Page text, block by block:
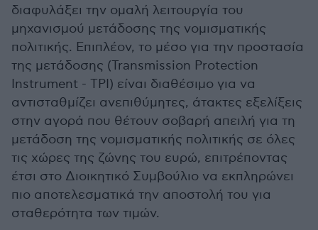
διαφυλάξει την ομαλή λειτουργία του
μηχανισμού μετάδοσης της νομισματικής
πολιτικής. Επιπλέον, το μέσο για την προστασία
της μετάδοσης (Transmission Protection
Instrument - TPI) είναι διαθέσιμο για να
αντισταθμίζει ανεπιθύμητες, άτακτες εξελίξεις
στην αγορά που θέτουν σοβαρή απειλή για τη
μετάδοση της νομισματικής πολιτικής σε όλες
τις χώρες της ζώνης του ευρώ, επιτρέποντας
έτσι στο Διοικητικό Συμβούλιο να εκπληρώνει
πιο αποτελεσματικά την αποστολή του για
σταθερότητα των τιμών.